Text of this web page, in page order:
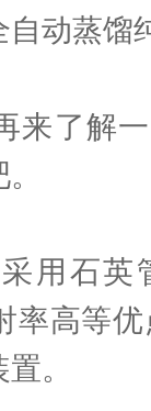
动蒸馏
了解一
石英
率高等
。